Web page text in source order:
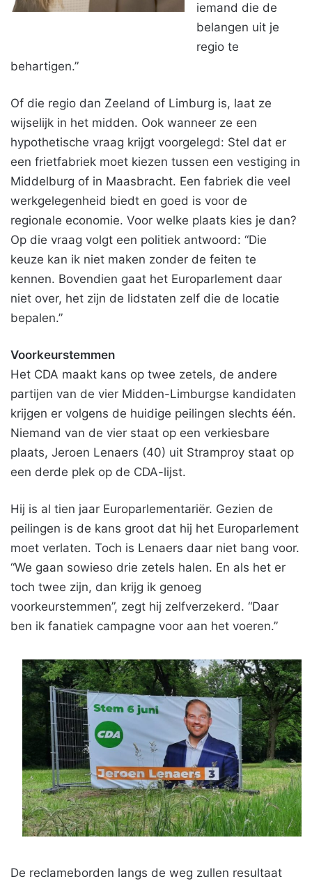
iemand die de
belangen uit je
regio te
behartigen.”
Of die regio dan Zeeland of Limburg is, laat ze
wijselijk in het midden. Ook wanneer ze een
hypothetische vraag krijgt voorgelegd: Stel dat er
een frietfabriek moet kiezen tussen een vestiging in
Middelburg of in Maasbracht. Een fabriek die veel
werkgelegenheid biedt en goed is voor de
regionale economie. Voor welke plaats kies je dan?
Op die vraag volgt een politiek antwoord: “Die
keuze kan ik niet maken zonder de feiten te
kennen. Bovendien gaat het Europarlement daar
niet over, het zijn de lidstaten zelf die de locatie
bepalen.”
Voorkeurstemmen
Het CDA maakt kans op twee zetels, de andere
partijen van de vier Midden-Limburgse kandidaten
krijgen er volgens de huidige peilingen slechts één.
Niemand van de vier staat op een verkiesbare
plaats, Jeroen Lenaers (40) uit Stramproy staat op
een derde plek op de CDA-lijst.
Hij is al tien jaar Europarlementariër. Gezien de
peilingen is de kans groot dat hij het Europarlement
moet verlaten. Toch is Lenaers daar niet bang voor.
“We gaan sowieso drie zetels halen. En als het er
toch twee zijn, dan krijg ik genoeg
voorkeurstemmen”, zegt hij zelfverzekerd. “Daar
ben ik fanatiek campagne voor aan het voeren.”
De reclameborden langs de weg zullen resultaat